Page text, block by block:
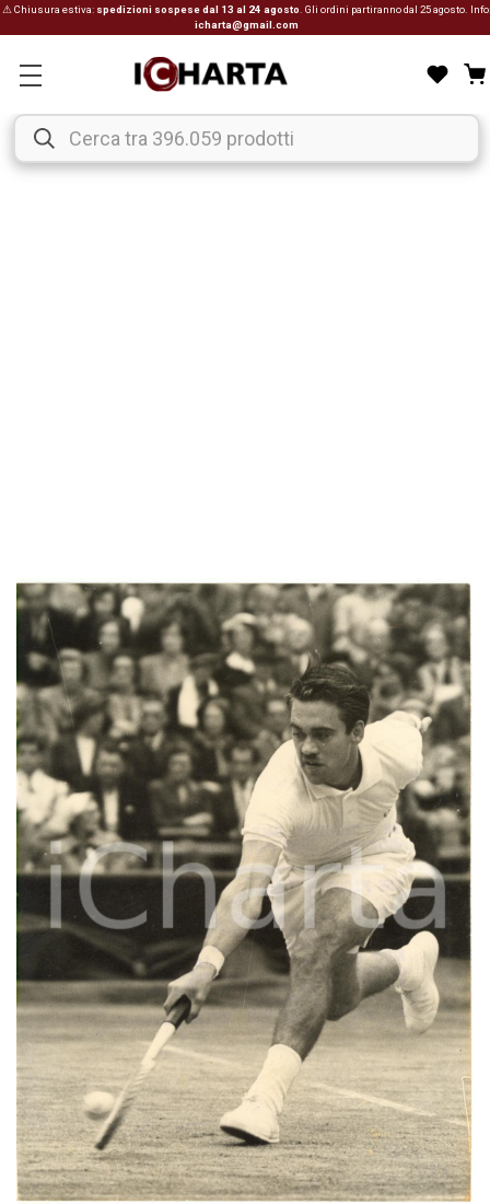
⚠ Chiusura estiva: spedizioni sospese dal 13 al 24 agosto . Gli ordini partiranno dal 25 agosto. Info:
icharta@gmail.com